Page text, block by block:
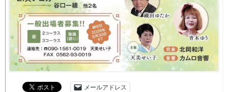
メールアドレス